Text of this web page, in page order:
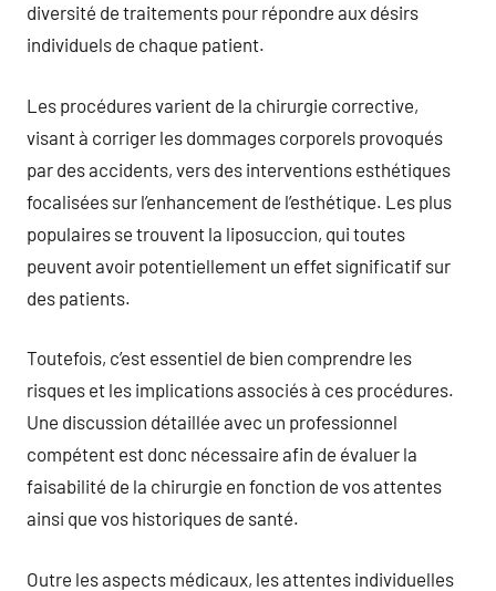
diversité de traitements pour répondre aux désirs
individuels de chaque patient.
Les procédures varient de la chirurgie corrective,
visant à corriger les dommages corporels provoqués
par des accidents, vers des interventions esthétiques
focalisées sur l’enhancement de l’esthétique. Les plus
populaires se trouvent la liposuccion, qui toutes
peuvent avoir potentiellement un effet significatif sur
des patients.
Toutefois, c’est essentiel de bien comprendre les
risques et les implications associés à ces procédures.
Une discussion détaillée avec un professionnel
compétent est donc nécessaire afin de évaluer la
faisabilité de la chirurgie en fonction de vos attentes
ainsi que vos historiques de santé.
Outre les aspects médicaux, les attentes individuelles